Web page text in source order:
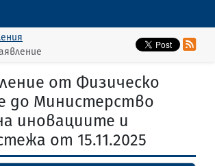
от Физическо
до Министерство
иновациите и
от 15.11.2025